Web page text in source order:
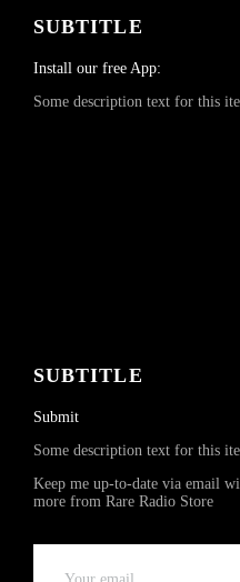
SUBTITLE
Install our free App:
Some description text for this
SUBTITLE
Submit
Some description text for this
Keep me up-to-date via email
more from Rare Radio Store